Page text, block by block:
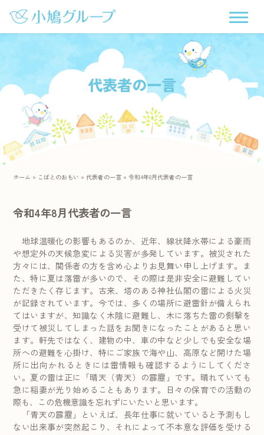
代表者の一言
ホーム » こばとのおもい »代表者の一言 »令和4年8月代表者の一言
令和4年8月代表者の一言
地球温暖化の影響もあるのか、近年、線状降水帯による豪雨
や想定外の天候急変による災害が多発しています。被災された
方々には、関係者の方を含め心よりお見舞い申し上げます。ま
た、特に夏は落雷が多いので、その際は是非安全に避難してい
ただきたく存じます。古来、塔のある神社仏閣の雷による火災
が記録されています。今では、多くの場所に避雷針が備えられ
てはいますが、知識なく木陰に避難し、木に落ちた雷の側撃を
受けて被災してしまった話をお聞きになったことがあると思い
ます。軒先ではなく、建物の中、車の中など少しでも安全な場
所への避難を心掛け、特にご家族で海や山、高原など開けた場
所に出向かれるときには雷情報も確認するようにしてくださ
い。夏の雷は正に「晴天（青天）の霹靂」です。晴れていても
急に稲妻が光り始めることもあります。日々の保育での活動の
際も、この危機意識を忘れずにいたいと思います。
「青天の霹靂」といえば、長年仕事に就いていると予測もし
ない出来事が突然起こり、それによって不本意な評価を受ける